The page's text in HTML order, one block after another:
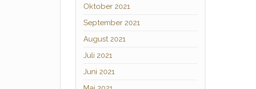
Oktober 2021
September 2021
August 2021
Juli 2021
Juni 2021